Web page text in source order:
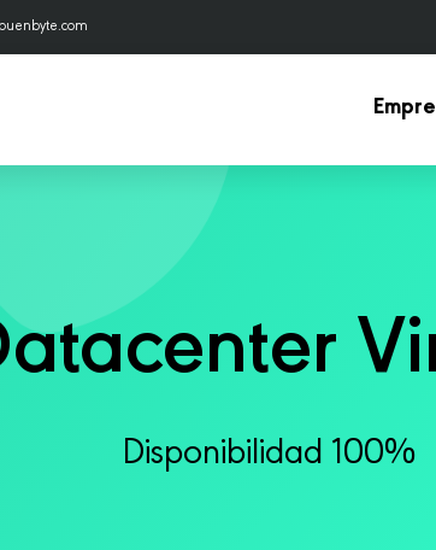
Disponibilidad 100%